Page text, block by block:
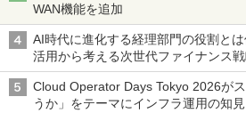
WAN機能を追加
AI時代に進化する経理部門の役割と
活用から考える次世代ファイナンス
Cloud Operator Days Tokyo 2026が
うか」をテーマにインフラ運用の知